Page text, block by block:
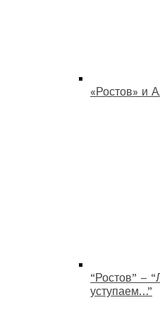
«Ростов» и
“Ростов” –
уступаем…”